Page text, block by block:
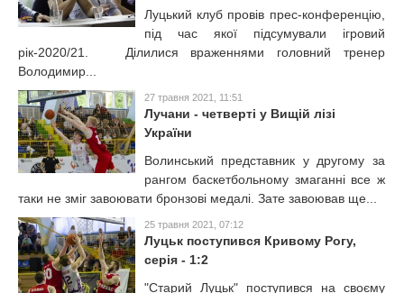
Луцький клуб провів прес-конференцію,
під час якої підсумували ігровий
рік-2020/21. Ділилися враженнями головний тренер
Володимир...
27 травня 2021, 11:51
Лучани - четверті у Вищій лізі
України
Волинський представник у другому за
рангом баскетбольному змаганні все ж
таки не зміг завоювати бронзові медалі. Зате завоював ще...
25 травня 2021, 07:12
Луцьк поступився Кривому Рогу,
серія - 1:2
"Старий Луцьк" поступився на своєму